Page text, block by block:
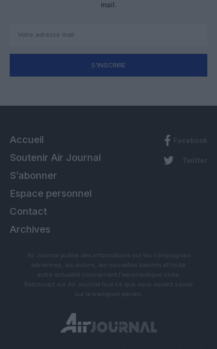
mail.
S'INSCRIRE
Accueil
Soutenir Air Journal
S’abonner
Espace personnel
Contact
Archives